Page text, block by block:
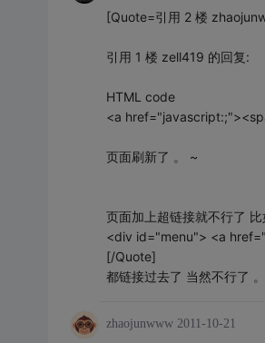
[Quote=引用 2 楼
引用 1 楼 zell419 的回复:
HTML code
<a
页面刷新了 。 ~
页面加上超链接就不行了 比
<div id="menu"> <a
[/Quote]
都链接过去了 当然不行了 。
zhaojunwww 2011-10-21